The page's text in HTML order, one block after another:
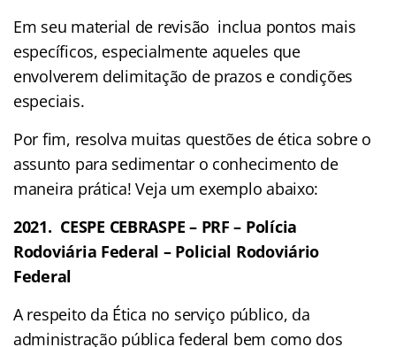
Em seu material de revisão inclua pontos mais
específicos, especialmente aqueles que
envolverem delimitação de prazos e condições
especiais.
Por fim, resolva muitas questões de ética sobre o
assunto para sedimentar o conhecimento de
maneira prática! Veja um exemplo abaixo:
2021. CESPE CEBRASPE – PRF – Polícia
Rodoviária Federal – Policial Rodoviário
Federal
A respeito da Ética no serviço público, da
administração pública federal bem como dos